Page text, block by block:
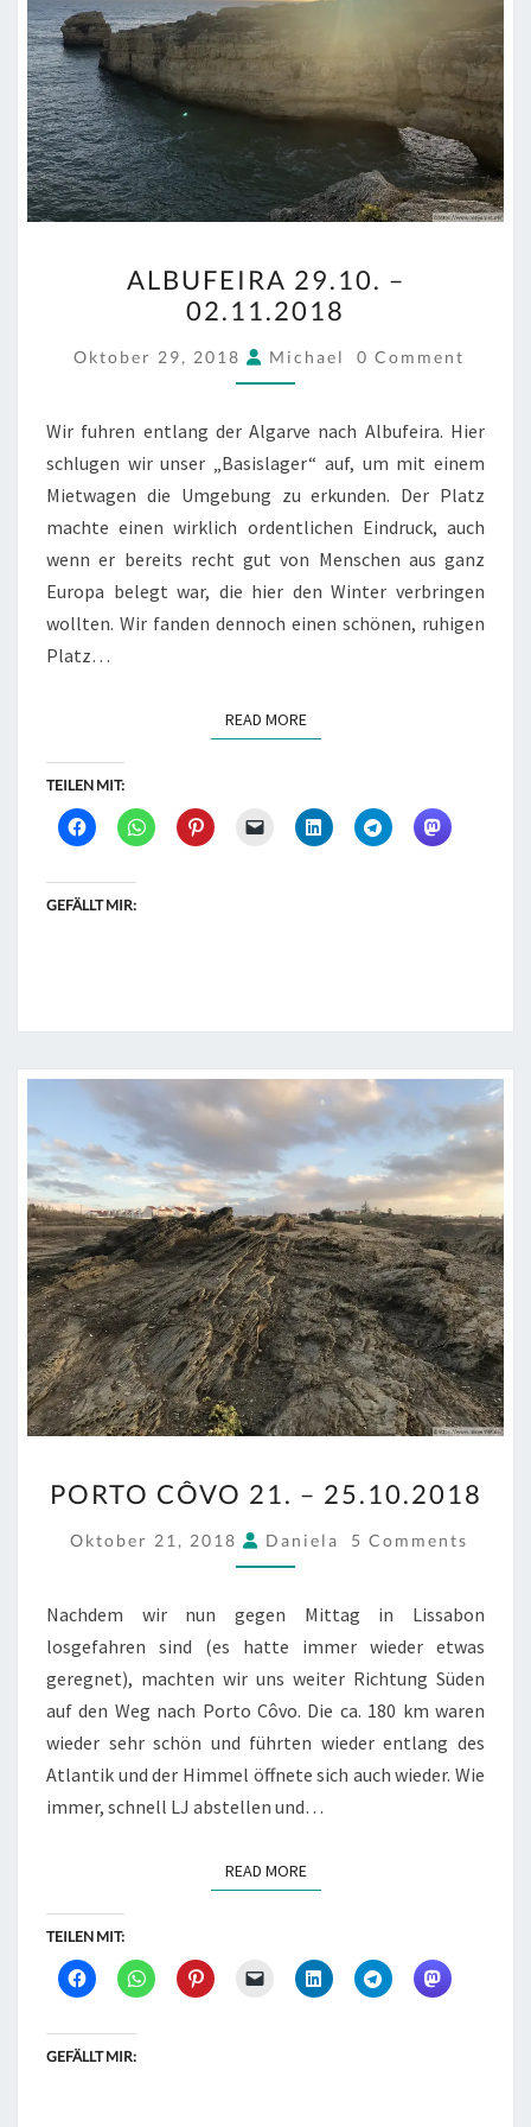
29.10.
–
02.11.2018
ALBUFEIRA 29.10. –
02.11.2018
Oktober 29, 2018 Michael COMMENTS
0 Comment
Wir fuhren entlang der Algarve nach Albufeira. Hier
schlugen wir unser „Basislager“ auf, um mit einem
Mietwagen die Umgebung zu erkunden. Der Platz
machte einen wirklich ordentlichen Eindruck, auch
wenn er bereits recht gut von Menschen aus ganz
Europa belegt war, die hier den Winter verbringen
wollten. Wir fanden dennoch einen schönen, ruhigen
Platz…
READ MOREREAD MORE
TEILEN MIT:
GEFÄLLT MIR:
CÔVO
21.
–
PORTO CÔVO 21. – 25.10.2018
Oktober 21, 2018 Daniela COMMENTS
5 Comments
Nachdem wir nun gegen Mittag in Lissabon
losgefahren sind (es hatte immer wieder etwas
geregnet), machten wir uns weiter Richtung Süden
auf den Weg nach Porto Côvo. Die ca. 180 km waren
wieder sehr schön und führten wieder entlang des
Atlantik und der Himmel öffnete sich auch wieder. Wie
immer, schnell LJ abstellen und…
READ MOREREAD MORE
TEILEN MIT:
GEFÄLLT MIR: